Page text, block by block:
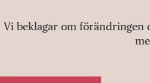
Vi beklagar om förändringen